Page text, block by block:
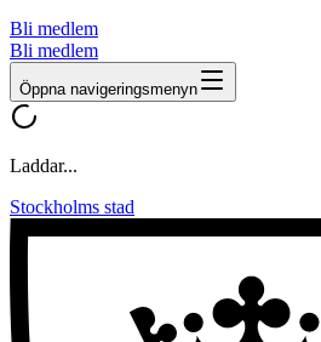
Bli medlem
Bli medlem
Öppna navigeringsmenyn
Laddar...
Stockholms stad